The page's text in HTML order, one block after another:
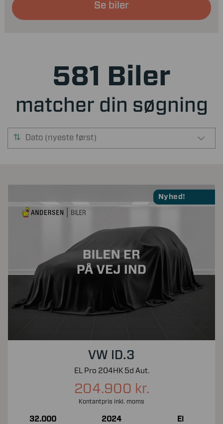
Se biler
581 Biler
matcher din søgning
Dato (nyeste først)
Nyhed!
VW ID.3
EL Pro 204HK 5d Aut.
204.900 kr.
Kontantpris inkl. moms
32.000
2024
El